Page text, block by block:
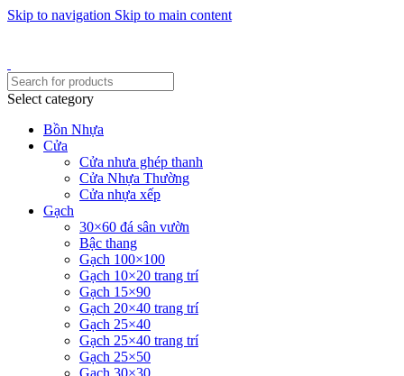
Skip to navigation Skip to main content
Select category
Bồn Nhựa
Cửa
Cửa nhưa ghép thanh
Cửa Nhựa Thường
Cửa nhựa xếp
Gạch
30×60 đá sân vườn
Bậc thang
Gạch 100×100
Gạch 10×20 trang trí
Gạch 15×90
Gạch 20×40 trang trí
Gạch 25×40
Gạch 25×40 trang trí
Gạch 25×50
Gạch 30×30